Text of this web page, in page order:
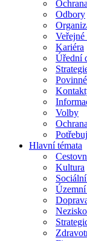
Odbory
Kariéra
Úřední
Volby
Hlavní témata
Kultura